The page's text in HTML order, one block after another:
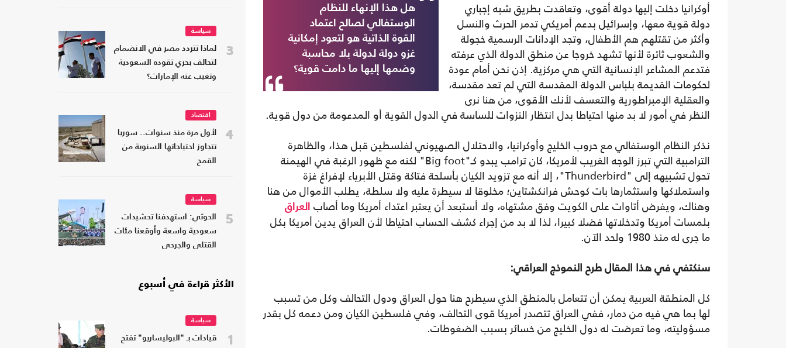
هل هذا الإنهاء للنظام
الوستفالي لصالح اعتماد
القوة الذاتية هو لتعود إمكانية
غزو دولة لدولة بلا محاسبة
وضمها إليها ما دامت قوية؟
أوكرانيا دخلت إليها دولة أقوى، وتعاقدت بطريق شبه إجباري
دولة قوية معها، وإسرائيل بدعم أمريكي تدمر الحرث والنسل
وأكثر من تقتلهم هم الأطفال، وتجد الإدانات الرسمية خجولة
والشعوب ثائرة لأنها تشهد خروجا عن منطق الدولة الذي عرفته
فتدعم المشاعر الإنسانية التي هي مركزية. إذن نحن أمام عودة
لحكومات القديمة بلباس الدولة المقدسة التي لم تعد مقدسة،
والعقلية الإمبراطورية والتعسف لأنك الأقوى، من هنا نرى
النظر في أمور لا بد منها احتياطا بدل انتظار النزوات للساسة في الدول القوية أو المدعومة من دول قوية.
نذكر النظام الوستفالي مع حروب الخليج وأوكرانيا، والاحتلال الصهيوني لفلسطين قبل هذا، والظاهرة
الترامبية التي تبرز الوجه الغريب لأمريكا، كان ترامب يبدو كـ"Big foot" لكنه مع ظهور الرغبة في الهيمنة
تحول تشبيهه إلى "Thunderbird"، إلا أنه مع تزويد الكيان بأسلحة فتاكة وقتل الأبرياء لإفراغ غزة
واستملاكها واستثمارها بات كوحش فرانكشتاين؛ مخلوقا لا سيطرة عليه ولا سلطة، يطلب الأموال من هنا
وهناك، ويفرض أتاوات على الكويت وفق مشتهاه، ولا أستبعد أن يعتبر اعتداء أمريكا وما أصاب
العراق
بلمسات أمريكا وتدخلاتها فضلا كبيرا، لذا لا بد من إجراء كشف الحساب احتياطا لأن العراق يدين أمريكا بكل
ما جرى له منذ 1980 ولحد الآن.
سنكتفي في هذا المقال طرح النموذج العراقي:
كل المنطقة العربية يمكن أن تتعامل بالمنطق الذي سيطرح هنا حول العراق ودول التحالف وكل من تسبب
لها بما هي فيه من دمار، ففي العراق تتصدر أمريكا قوى التحالف، وفي فلسطين الكيان ومن دعمه كل بقدر
مسؤوليته، وما تعرضت له دول الخليج من خسائر بسبب الضغوطات.
3
سياسة
لماذا تتردد مصر في الانضمام
لتحالف بحري تقوده السعودية
وتغيب عنه الإمارات؟
4
اقتصاد
لأول مرة منذ سنوات.. سوريا
تتجاوز احتياجاتها السنوية من
القمح
5
سياسة
الحوثي: استهدفنا تحشيدات
سعودية واسعة وأوقعنا مئات
القتلى والجرحى
الأكثر قراءة في أسبوع
1
سياسة
قيادات بـ "البوليساريو" تفتح